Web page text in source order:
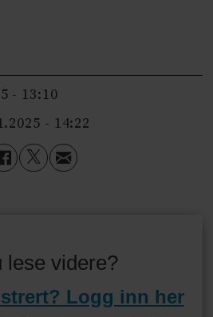
- 13:10
- 14:22
lese videre?
Logg inn her